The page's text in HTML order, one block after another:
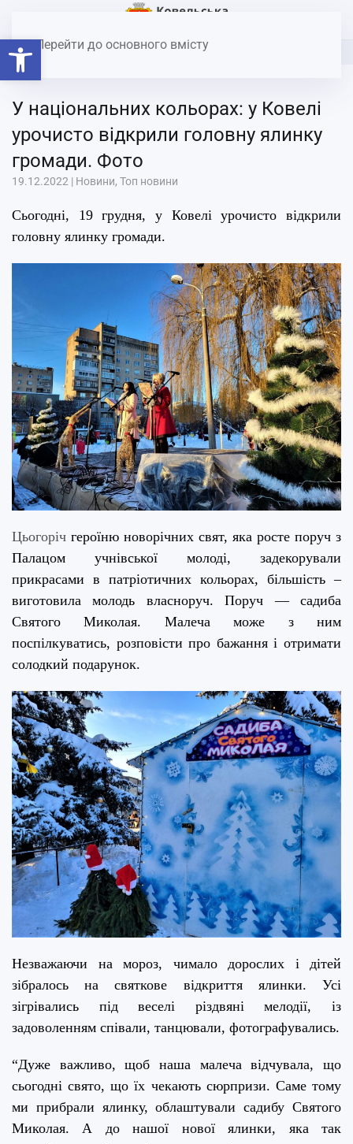
Відкрити Панель інструментів
Перейти до основного вмісту
урочисто відкрили головну ялинку громади. Фото
У національних кольорах: у Ковелі
урочисто відкрили головну ялинку
громади. Фото
19.12.2022 | Новини, Топ новини
Сьогодні, 19 грудня, у Ковелі урочисто відкрили
головну ялинку громади.
Цьогоріч героїню новорічних свят, яка росте поруч з
Палацом учнівської молоді, задекорували
прикрасами в патріотичних кольорах, більшість –
виготовила молодь власноруч.
Поруч — садиба
Святого Миколая. Малеча може з ним
поспілкуватись, розповісти про бажання і отримати
солодкий подарунок.
Незважаючи на мороз, чимало дорослих і дітей
зібралось на святкове відкриття ялинки. Усі
зігрівались під веселі різдвяні мелодії, із
задоволенням співали, танцювали, фотографувались.
“Дуже важливо, щоб наша малеча відчувала, що
сьогодні свято, що їх чекають сюрпризи. Саме тому
ми прибрали ялинку, облаштували садибу Святого
Миколая. А до нашої нової ялинки, яка так